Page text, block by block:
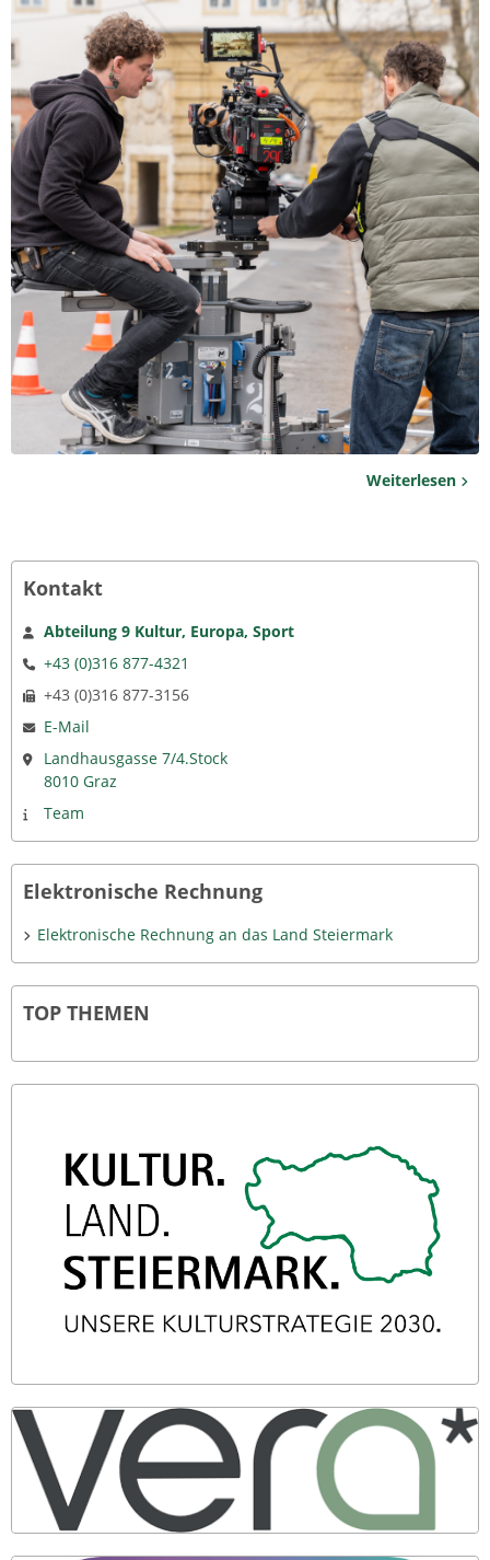
Weiterlesen
Kontakt
Abteilung 9 Kultur, Europa, Sport
+43 (0)316 877-4321
+43 (0)316 877-3156
E-Mail
Landhausgasse 7/4.Stock
8010 Graz
Team
Elektronische Rechnung
Elektronische Rechnung an das Land Steiermark
TOP THEMEN